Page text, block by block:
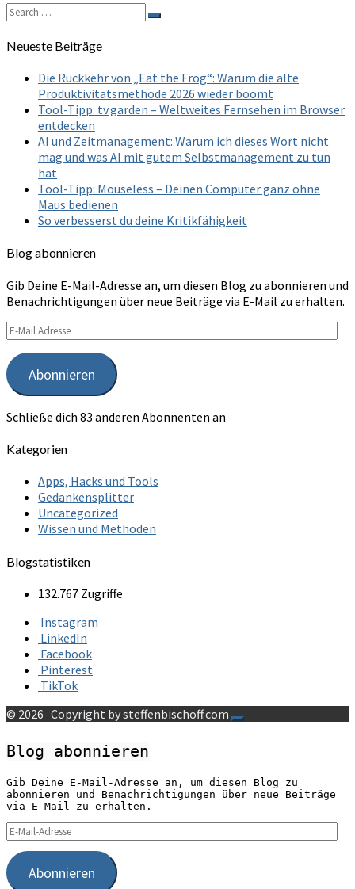
Search
for:
Search
Neueste Beiträge
Die Rückkehr von „Eat the Frog“: Warum die alte
Produktivitätsmethode 2026 wieder boomt
Tool-Tipp: tv.garden – Weltweites Fernsehen im Browser
entdecken
AI und Zeitmanagement: Warum ich dieses Wort nicht
mag und was AI mit gutem Selbstmanagement zu tun
hat
Tool-Tipp: Mouseless – Deinen Computer ganz ohne
Maus bedienen
So verbesserst du deine Kritikfähigkeit
Blog abonnieren
Gib Deine E-Mail-Adresse an, um diesen Blog zu abonnieren und
Benachrichtigungen über neue Beiträge via E-Mail zu erhalten.
E-
Mail
Adresse
Abonnieren
Schließe dich 83 anderen Abonnenten an
Kategorien
Apps, Hacks und Tools
Gedankensplitter
Uncategorized
Wissen und Methoden
Blogstatistiken
132.767 Zugriffe
Instagram
LinkedIn
Facebook
Pinterest
TikTok
© 2026 Copyright by steffenbischoff.com
Blog abonnieren
Gib Deine E-Mail-Adresse an, um diesen Blog zu
abonnieren und Benachrichtigungen über neue Beiträge
via E-Mail zu erhalten.
E-
Mail-
Adresse
Abonnieren